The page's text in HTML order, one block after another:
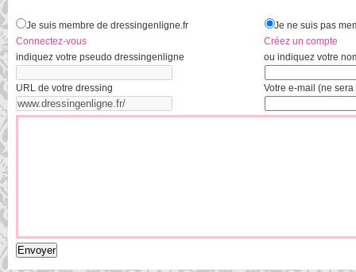
Je suis membre de dressingenligne.fr
Connectez-vous
indiquez votre pseudo dressingenligne
URL de votre dressing
Je ne suis pas
Créez un compte
ou indiquez votre
Votre e-mail (ne